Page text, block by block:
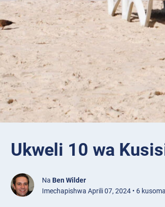
Ukweli 10 wa
Na Ben Wilder
Imechapishwa Aprili 07, 2024 • 6 kusoma